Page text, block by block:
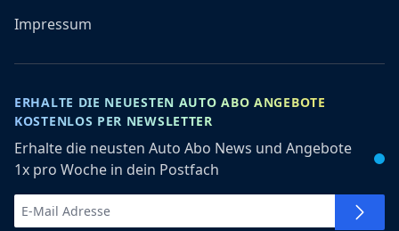
Impressum
ERHALTE DIE NEUESTEN AUTO ABO ANGEBOTE
KOSTENLOS PER NEWSLETTER
Erhalte die neusten Auto Abo News und Angebote
1x pro Woche in dein Postfach